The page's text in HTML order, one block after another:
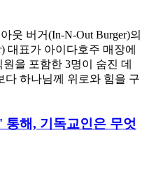
웃 버거(In-N-Out Burger)의
대표가 아이다호주 매장에
을 포함한 3명이 숨진 데
하나님께 위로와 힘을 구
해, 기독교인은 무엇